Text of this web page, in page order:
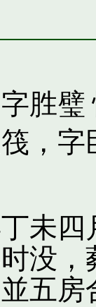
胜璧
，字
未
没
五